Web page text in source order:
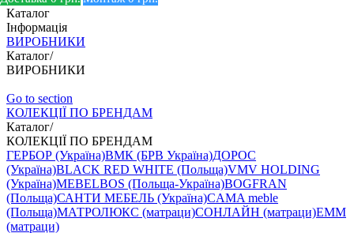
Каталог
Інформація
ВИРОБНИКИ
Каталог/
ВИРОБНИКИ
Go to section
КОЛЕКЦІЇ ПО БРЕНДАМ
Каталог/
КОЛЕКЦІЇ ПО БРЕНДАМ
ГЕРБОР (Україна)ВМК (БРВ Україна)ДОРОС
(Україна)BLACK RED WHITE (Польща)VMV HOLDING
(Україна)MEBELBOS (Польща-Україна)BOGFRAN
(Польща)САНТИ МЕБЕЛЬ (Україна)CAMA meble
(Польща)МАТРОЛЮКС (матраци)СОНЛАЙН (матраци)EMM
(матраци)